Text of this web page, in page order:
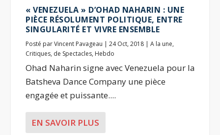
« VENEZUELA » D’OHAD NAHARIN : UNE
PIÈCE RÉSOLUMENT POLITIQUE, ENTRE
SINGULARITÉ ET VIVRE ENSEMBLE
Posté parVincent Pavageau |24 Oct, 2018 |A la une,
Critiques, de Spectacles, Hebdo
Ohad Naharin signe avec Venezuela pour la
Batsheva Dance Company une pièce
engagée et puissante....
EN SAVOIR PLUS